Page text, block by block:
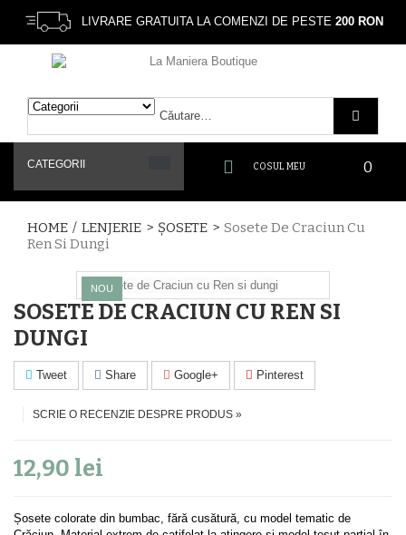
LIVRARE GRATUITA LA COMENZI DE PESTE 200 RON
COSUL MEU 0
CATEGORII
HOME / LENJERIE > ȘOSETE > Sosete De Craciun Cu
Ren Si Dungi
NOU
SOSETE DE CRACIUN CU REN SI
DUNGI
Tweet Share Google+ Pinterest
SCRIE O RECENZIE DESPRE PRODUS »
12,90 lei
Șosete colorate din bumbac, fără cusătură, cu model tematic de